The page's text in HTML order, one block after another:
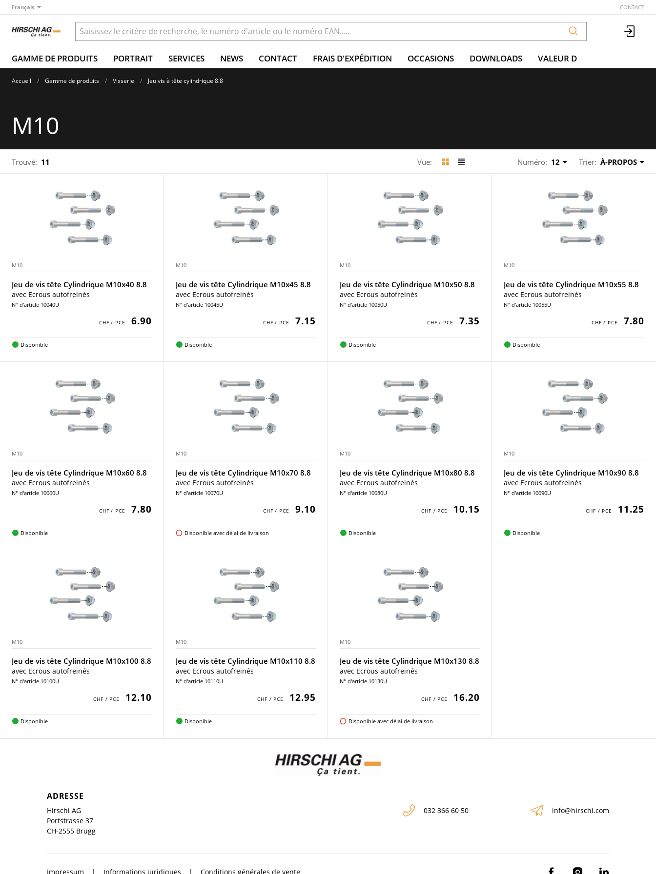
Français CONTACT
GAMME DE PRODUITS PORTRAIT SERVICES NEWS CONTACT FRAIS D'EXPÉDITION OCCASIONS DOWNLOADS VALEUR D
Accueil Gamme de produits Visserie Jeu vis à tête cylindrique 8.8
M10
Trouvé: 11 Vue: Numéro: 12 Trier: À-PROPOS
M10
Jeu de vis tête Cylindrique M10x40 8.8
avec Ecrous autofreinés
N° d'article 10040U
6.90
Disponible
M10
Jeu de vis tête Cylindrique M10x45 8.8
avec Ecrous autofreinés
N° d'article 10045U
7.15
Disponible
M10
Jeu de vis tête Cylindrique M10x50 8.8
avec Ecrous autofreinés
N° d'article 10050U
7.35
Disponible
M10
Jeu de vis tête Cylindrique M10x55 8.8
avec Ecrous autofreinés
N° d'article 10055U
7.80
Disponible
M10
Jeu de vis tête Cylindrique M10x60 8.8
avec Ecrous autofreinés
N° d'article 10060U
7.80
Disponible
M10
Jeu de vis tête Cylindrique M10x70 8.8
avec Ecrous autofreinés
N° d'article 10070U
9.10
Disponible avec délai de livraison
M10
Jeu de vis tête Cylindrique M10x80 8.8
avec Ecrous autofreinés
N° d'article 10080U
10.15
Disponible
M10
Jeu de vis tête Cylindrique M10x90 8.8
avec Ecrous autofreinés
N° d'article 10090U
11.25
Disponible
M10
Jeu de vis tête Cylindrique M10x100 8.8
avec Ecrous autofreinés
N° d'article 10100U
12.10
Disponible
M10
Jeu de vis tête Cylindrique M10x110 8.8
avec Ecrous autofreinés
N° d'article 10110U
12.95
Disponible
M10
Jeu de vis tête Cylindrique M10x130 8.8
avec Ecrous autofreinés
N° d'article 10130U
16.20
Disponible avec délai de livraison
ADRESSE
Hirschi AG
Portstrasse 37
CH-2555 Brügg
032 366 60 50 info@hirschi.com
Impressum Informations juridiques Conditions générales de vente